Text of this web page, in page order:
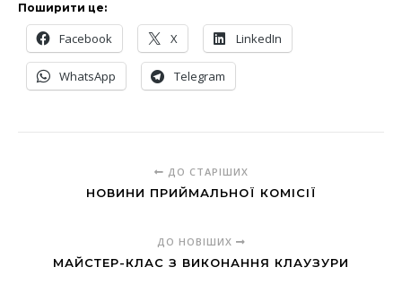
Поширити це:
Facebook X LinkedIn
WhatsApp Telegram
ДО СТАРІШИХ
НОВИНИ ПРИЙМАЛЬНОЇ КОМІСІЇ
ДО НОВІШИХ
МАЙСТЕР-КЛАС З ВИКОНАННЯ КЛАУЗУРИ